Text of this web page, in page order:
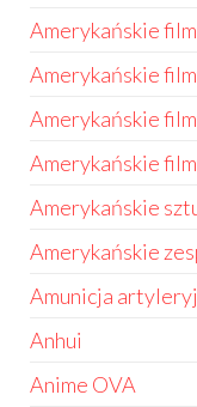
Amerykańskie
Amerykańskie
Amerykańskie
Amerykańskie
Amerykańskie
Amerykańskie
Amunicja
Anhui
Anime OVA